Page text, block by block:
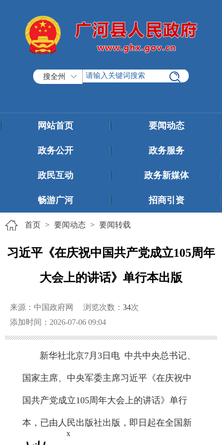
搜全州
网站首页 要闻动态
政务公开 政务服务
政民互动 政务新媒体
畅游广河 招商引资
首页 > 要闻动态 > 要闻转载
习近平《在庆祝中国共产党成立105周年
大会上的讲话》单行本出版
来源：中国政府网 浏览次数： 34次
添加时间：2026-07-06 09:04
新华社北京7月3日电 中共中央总书记、
国家主席、中央军委主席习近平《在庆祝中
国共产党成立105周年大会上的讲话》单行
本，已由人民出版社出版，即日起在全国新
x